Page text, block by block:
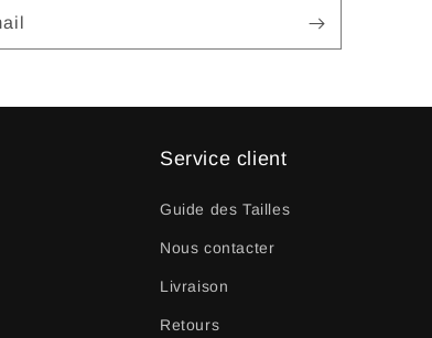
Service client
Guide des Tailles
Nous contacter
Livraison
Retours